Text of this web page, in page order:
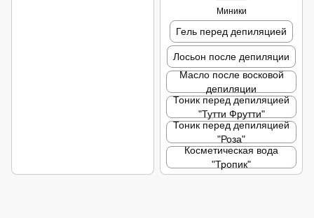
Миники
Гель перед депиляцией
Лосьон после депиляции
Масло после восковой
депиляции
Тоник перед депиляцией
"Тутти Фрутти"
Тоник перед депиляцией
"Роза"
Косметическая вода
"Тропик"